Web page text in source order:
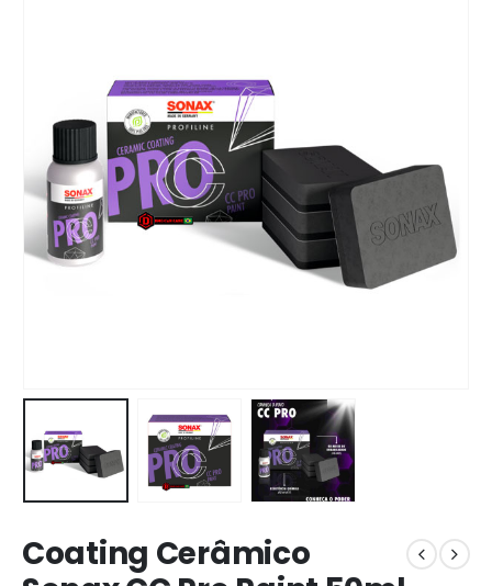
Coating Cerâmico